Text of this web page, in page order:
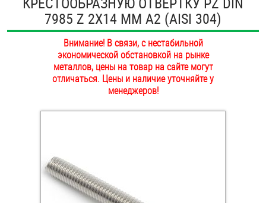
ОПЛАТА И ДОСТАВКА
НАШИ МАГАЗИНЫ
Втулки
Дюбели
Дюймовый крепёж
Инструмент
7985 Z 2Х14 ММ А2 (AISI 304)
Внимание! В связи, с нестабильной
экономической обстановкой на рынке
металлов, цены на товар на сайте могут
отличаться. Цены и наличие уточняйте у
менеджеров!